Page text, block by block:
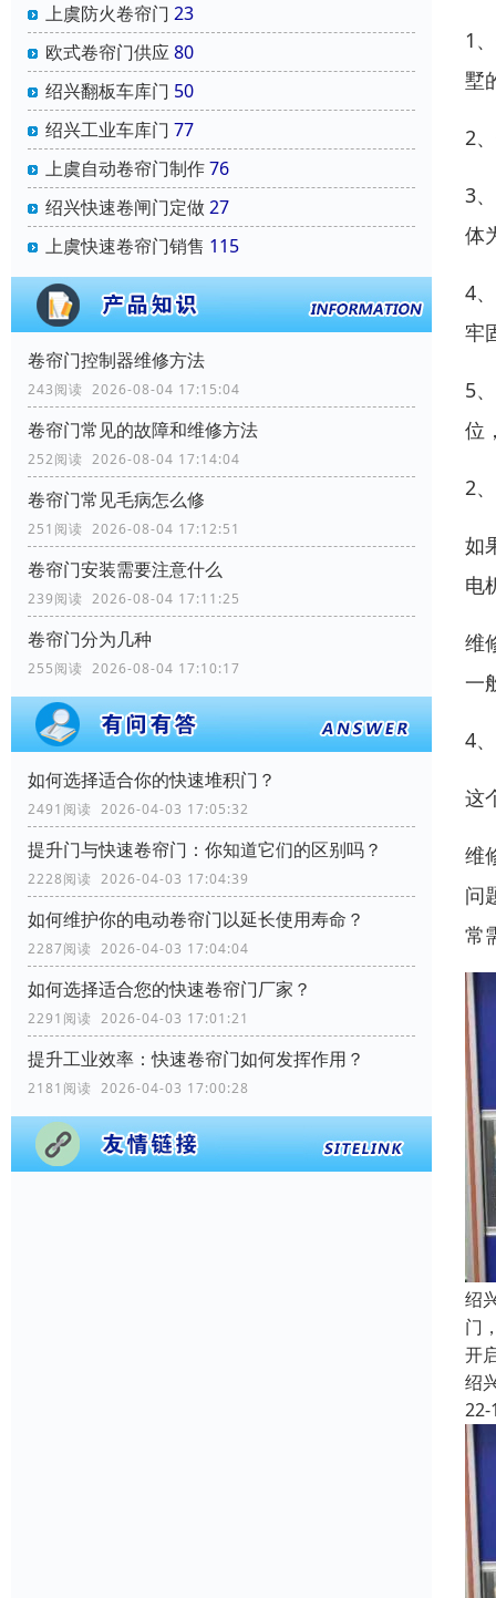
上虞防火卷帘门 23
欧式卷帘门供应80
绍兴翻板车库门 50
绍兴工业车库门 77
上虞自动卷帘门制作76
绍兴快速卷闸门定做27
上虞快速卷帘门销售 115
卷帘门控制器维修方法
243阅读 2026-08-04 17:15:04
卷帘门常见的故障和维修方法
252阅读 2026-08-04 17:14:04
卷帘门常见毛病怎么修
251阅读 2026-08-04 17:12:51
卷帘门安装需要注意什么
239阅读 2026-08-04 17:11:25
卷帘门分为几种
255阅读 2026-08-04 17:10:17
如何选择适合你的快速堆积门？
2491阅读 2026-04-03 17:05:32
提升门与快速卷帘门：你知道它们的区别吗？
2228阅读 2026-04-03 17:04:39
如何维护你的电动卷帘门以延长使用寿命？
2287阅读 2026-04-03 17:04:04
如何选择适合您的快速卷帘门厂家？
2291阅读 2026-04-03 17:01:21
提升工业效率：快速卷帘门如何发挥作用？
2181阅读 2026-04-03 17:00:28
1
墅
2
3
体
4
牢
5
位
2
如
电
维
一
4
这
维
问
常
绍
门
开
绍
22-